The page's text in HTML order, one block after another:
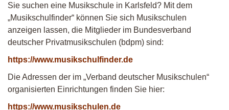
Sie suchen eine Musikschule in Karlsfeld? Mit dem
„Musikschulfinder“ können Sie sich Musikschulen
anzeigen lassen, die Mitglieder im Bundesverband
deutscher Privatmusikschulen (bdpm) sind:
https://www.musikschulfinder.de
Die Adressen der im „Verband deutscher Musikschulen“
organisierten Einrichtungen finden Sie hier:
https://www.musikschulen.de